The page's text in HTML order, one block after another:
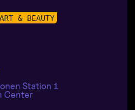
ART & BEAUTY
Station 1
Center